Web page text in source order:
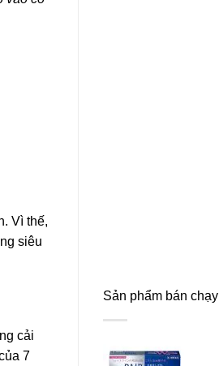
Vì thế,
siêu
cải
7
Sản phẩm bán chạy